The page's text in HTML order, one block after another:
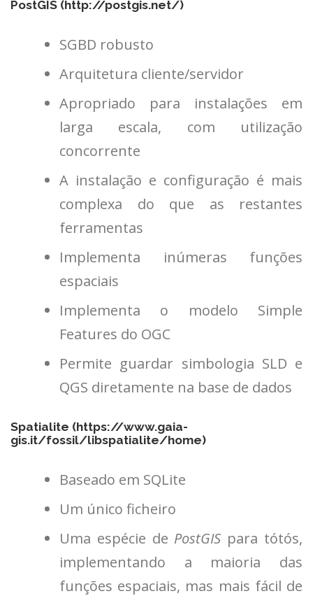
PostGIS (http://postgis.net/)
SGBD robusto
Arquitetura cliente/servidor
Apropriado para instalações em
larga escala, com utilização
concorrente
A instalação e configuração é mais
complexa do que as restantes
ferramentas
Implementa inúmeras funções
espaciais
Implementa o modelo Simple
Features do OGC
Permite guardar simbologia SLD e
QGS diretamente na base de dados
Spatialite (https://www.gaia-
gis.it/fossil/libspatialite/home)
Baseado em SQLite
Um único ficheiro
Uma espécie de PostGIS para tótós,
implementando a maioria das
funções espaciais, mas mais fácil de